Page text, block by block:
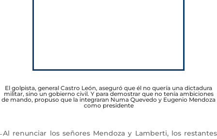
El golpista, general Castro León, aseguró que él no quería una dictadura
militar, sino un gobierno civil. Y para demostrar que no tenía ambiciones
de mando, propuso que la integraran Numa Quevedo y Eugenio Mendoza
como presidente
̶ Al renunciar los señores Mendoza y Lamberti, los restantes